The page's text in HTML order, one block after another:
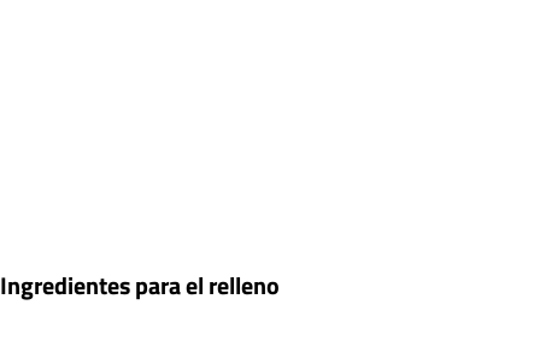
Ingredientes para el relleno